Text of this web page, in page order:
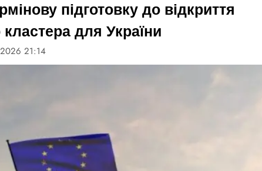
підготовку до відкриття
для України
21:14